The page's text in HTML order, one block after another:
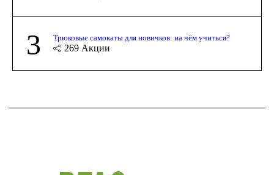
3 Трюковые самокаты для новичков: на чём учиться?
269 Акции